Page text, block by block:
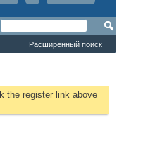
Расширенный поиск
the register link above